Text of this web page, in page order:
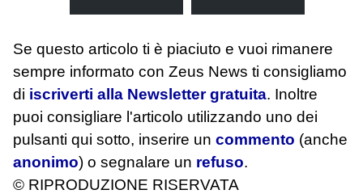
Se questo articolo ti è piaciuto e vuoi rimanere
sempre informato con Zeus News ti consigliamo
di iscriverti alla Newsletter gratuita. Inoltre
puoi consigliare l'articolo utilizzando uno dei
pulsanti qui sotto, inserire un commento (anche
anonimo) o segnalare un refuso.
© RIPRODUZIONE RISERVATA